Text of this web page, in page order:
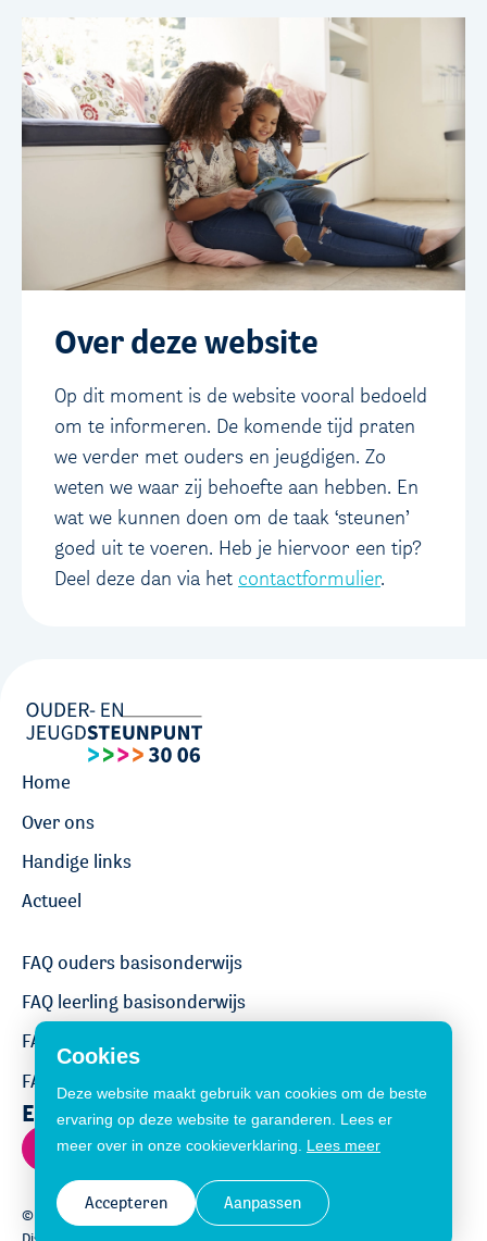
Cookies
Deze website maakt gebruik van cookies om de beste
ervaring op deze website te garanderen. Lees er
meer over in onze cookieverklaring. Lees meer
Accepteren Aanpassen
Over deze website
Op dit moment is de website vooral bedoeld
om te informeren. De komende tijd praten
we verder met ouders en jeugdigen. Zo
weten we waar zij behoefte aan hebben. En
wat we kunnen doen om de taak ‘steunen’
goed uit te voeren. Heb je hiervoor een tip?
Deel deze dan via het contactformulier.
Home
Over ons
Handige links
Actueel
FAQ ouders basisonderwijs
FAQ leerling basisonderwijs
FAQ ouders voortgezet onderwijs
FAQ leerling voortgezet onderwijs
Een vraag stellen?
Contact
© Copyright 2026 Ouder- en jeugdsteunpunt 30 06